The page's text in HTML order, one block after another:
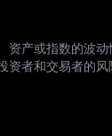
资产或指数的波
资者和交易者的